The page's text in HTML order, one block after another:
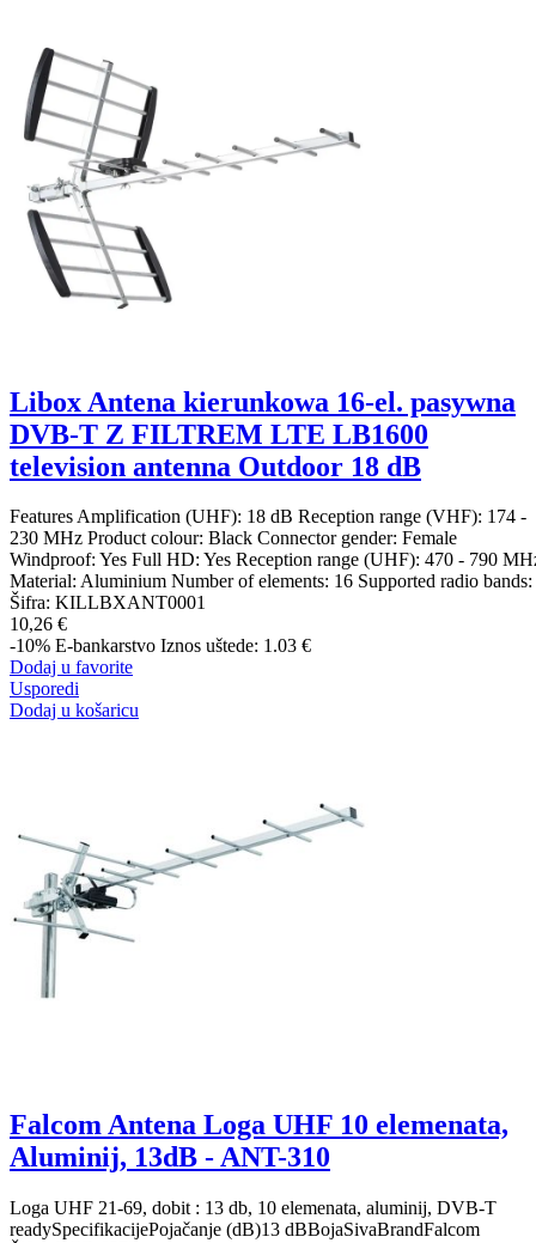
Libox Antena kierunkowa 16-el. pasywna
DVB-T Z FILTREM LTE LB1600
television antenna Outdoor 18 dB
Features Amplification (UHF): 18 dB Reception range (VHF): 174 -
230 MHz Product colour: Black Connector gender: Female
Windproof: Yes Full HD: Yes Reception range (UHF): 470 - 790
Material: Aluminium Number of elements: 16 Supported radio bands:
Šifra: KILLBXANT0001
10,26 €
-10% E-bankarstvo Iznos uštede: 1.03 €
Dodaj u favorite
Usporedi
Dodaj u košaricu
Falcom Antena Loga UHF 10 elemenata,
Aluminij, 13dB - ANT-310
Loga UHF 21-69, dobit : 13 db, 10 elemenata, aluminij, DVB-T
readySpecifikacijePojačanje (dB)13 dBBojaSivaBrandFalcom